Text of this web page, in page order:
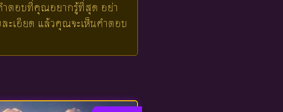
ำตอบที่คุณอยากรู้ที่สุด อย่า
ะเอียด แล้วคุณจะเห็นคำตอบ